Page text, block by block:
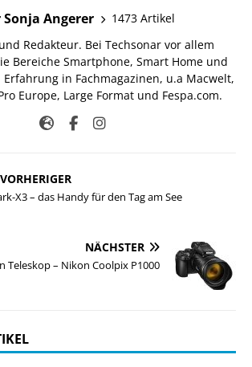
Sonja Angerer
1473 Artikel
Redakteur. Bei Techsonar vor allem
Bereiche Smartphone, Smart Home und
in Fachmagazinen, u.a Macwelt,
Europe, Large Format und Fespa.com.
VORHERIGER
X3 – das Handy für den Tag am See
NÄCHSTER
Teleskop – Nikon Coolpix P1000